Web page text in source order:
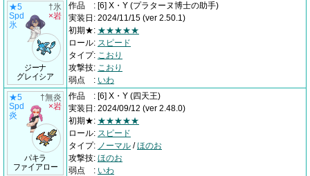
★5
Spd
氷
ジーナ
グレイシア
†氷
×岩
作品 : [6] X・Y (プラターヌ博士の助手)
実装日 : 2024/11/15 (ver 2.50.1)
初期★: ★★★★★
ロール: スピード
タイプ: こおり
攻撃技: こおり
弱点
: いわ
★5
Spd
炎
パキラ
ファイアロー
†無炎
×岩
作品 : [6] X・Y (四天王)
実装日 : 2024/09/12 (ver 2.48.0)
初期★: ★★★★★
ロール: スピード
タイプ: ノーマル /ほのお
攻撃技: ほのお
弱点
: いわ